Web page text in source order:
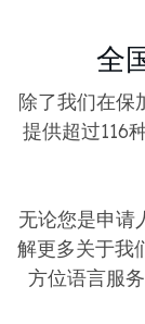
全
除了我们在保
提供超过116
无论您是申请
解更多关于我
方位语言服